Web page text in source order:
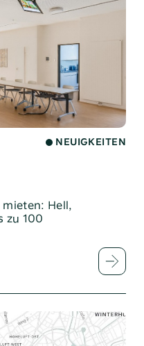
NEUIGKEITEN
Hell,
zu 100